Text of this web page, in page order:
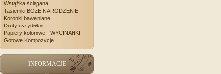
Wstążka ściągana
Tasiemki BOŻE NARODZENIE
Koronki bawełniane
Druty i szydełka
Papiery kolorowe - WYCINANKI
Gotowe Kompozycje
INFORMACJE